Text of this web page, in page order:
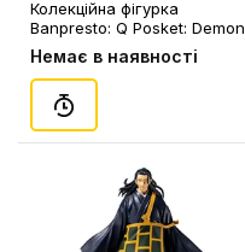
Колекційна фігурка
Banpresto: Q Posket: Demon
Slayer: Zenitsu Agatsuma,
(183825)
Немає в наявності